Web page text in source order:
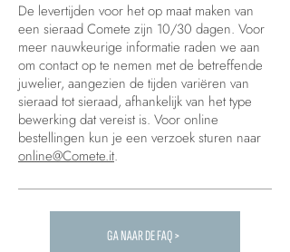
De levertijden voor het op maat maken van
een sieraad Comete zijn 10/30 dagen. Voor
meer nauwkeurige informatie raden we aan
om contact op te nemen met de betreffende
juwelier, aangezien de tijden variëren van
sieraad tot sieraad, afhankelijk van het type
bewerking dat vereist is. Voor online
bestellingen kun je een verzoek sturen naar
online@Comete.it.
Carica altre FAQ...
GA NAAR DE FAQ >